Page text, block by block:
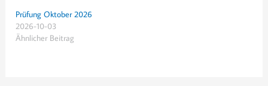
Prüfung Oktober 2026
2026-10-03
Ähnlicher Beitrag